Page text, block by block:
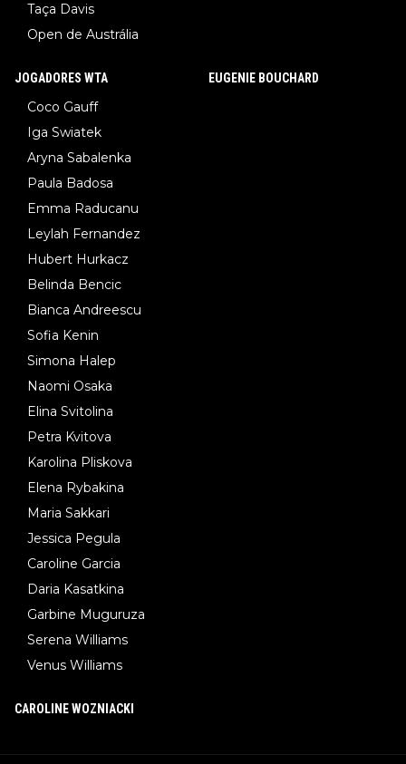
Taça Davis
Open de Austrália
JOGADORES WTA
Coco Gauff
Iga Swiatek
Aryna Sabalenka
Paula Badosa
Emma Raducanu
Leylah Fernandez
Hubert Hurkacz
Belinda Bencic
Bianca Andreescu
Sofia Kenin
Simona Halep
Naomi Osaka
Elina Svitolina
Petra Kvitova
Karolina Pliskova
Elena Rybakina
Maria Sakkari
Jessica Pegula
Caroline Garcia
Daria Kasatkina
Garbine Muguruza
Serena Williams
Venus Williams
EUGENIE BOUCHARD
CAROLINE WOZNIACKI